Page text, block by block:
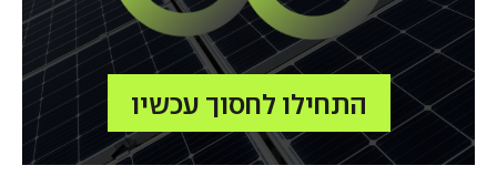
התחילו לחסוך עכשיו